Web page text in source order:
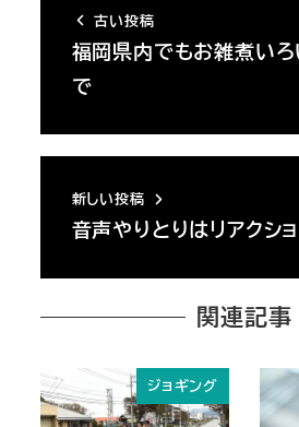
古い投稿
福岡県内でもお雑煮い
で
新しい投稿
音声やりとりはリアクシ
関連記事
ジョギング